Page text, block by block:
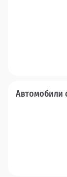
Автомобили